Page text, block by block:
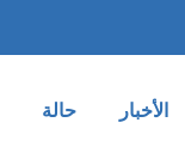
الأخبار حالة